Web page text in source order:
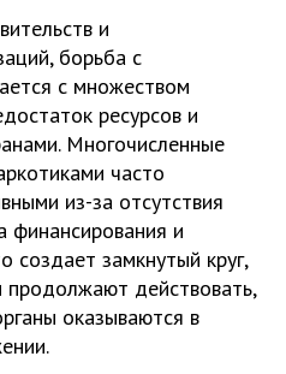
и
борьба с
с множеством
ресурсов и
Многочисленные
часто
из-за отсутствия
финансирования и
создает замкнутый круг,
продолжают действовать,
оказываются в